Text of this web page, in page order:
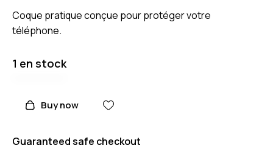
Coque pratique conçue pour protéger votre
téléphone.
1 en stock
Buy now
Guaranteed safe checkout